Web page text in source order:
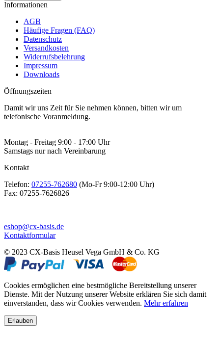
Informationen
AGB
Häufige Fragen (FAQ)
Datenschutz
Versandkosten
Widerrufsbelehrung
Impressum
Downloads
Öffnungszeiten
Damit wir uns Zeit für Sie nehmen können, bitten wir um
telefonische Voranmeldung.
Montag - Freitag 9:00 - 17:00 Uhr
Samstags nur nach Vereinbarung
Kontakt
Telefon: 07255-762680 (Mo-Fr 9:00-12:00 Uhr)
Fax: 07255-7626826
eshop@cx-basis.de
Kontaktformular
© 2023 CX-Basis Heusel Vega GmbH & Co. KG
Cookies ermöglichen eine bestmögliche Bereitstellung unserer
Dienste. Mit der Nutzung unserer Website erklären Sie sich damit
einverstanden, dass wir Cookies verwenden. Mehr erfahren
Erlauben